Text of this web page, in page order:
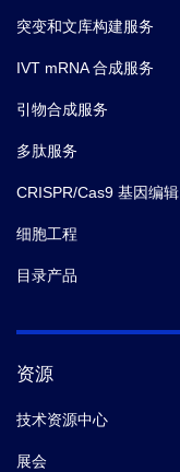
突变和文库构建服务
IVT mRNA 合成服务
引物合成服务
多肽服务
CRISPR/Cas9 基因编辑
细胞工程
目录产品
资源
技术资源中心
展会